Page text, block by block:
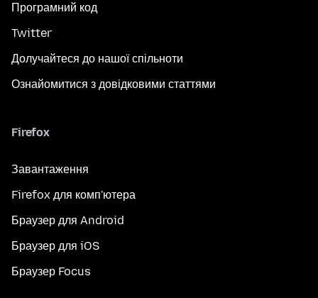
Програмний код
Twitter
Долучайтеся до нашої спільноти
Ознайомитися з довідковими статтями
Firefox
Завантаження
Firefox для комп'ютера
Браузер для Android
Браузер для iOS
Браузер Focus